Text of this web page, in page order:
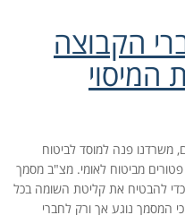
הקבוצה
משרדנו פנה למוסד לביטוח
פטורים מביטוח לאומי. מצ"ב מסמך
להבטיח את קליטת השומה בכל
המסמך נוגע אך ורק לחברי